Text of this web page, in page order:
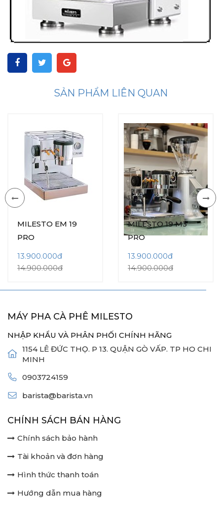
SẢN PHẨM LIÊN QUAN
MILESTO EM 19
PRO
13.900.000đ
14.900.000đ
MILESTO 19 M3
PRO
13.900.000đ
14.900.000đ
MÁY PHA CÀ PHÊ MILESTO
NHẬP KHẨU VÀ PHÂN PHỐI CHÍNH HÃNG
1154 LÊ ĐỨC THỌ. P 13. QUẬN GÒ VẤP. TP HO CHI
MINH
0903724159
barista@barista.vn
CHÍNH SÁCH BÁN HÀNG
Chính sách bảo hành
Tài khoản và đơn hàng
Hình thức thanh toán
Hướng dẫn mua hàng